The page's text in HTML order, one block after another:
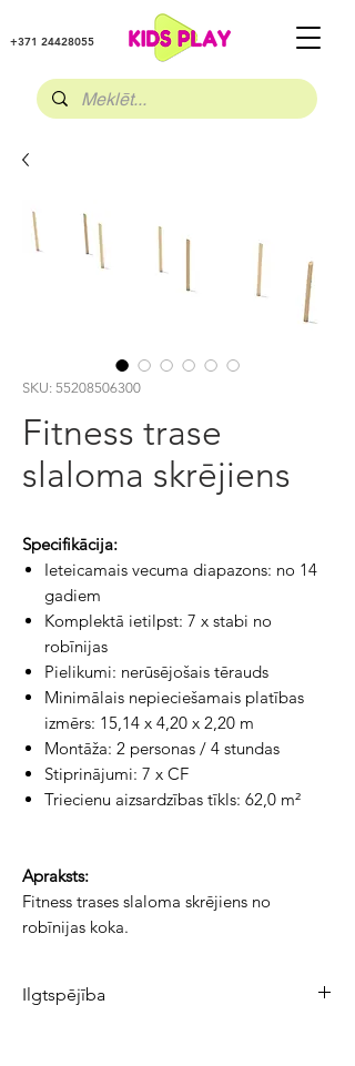
+371 24428055
SKU: 55208506300
Fitness trase
slaloma skrējiens
Specifikācija:
Ieteicamais vecuma diapazons: no 14
gadiem
Komplektā ietilpst: 7 x stabi no
robīnijas
Pielikumi: nerūsējošais tērauds
Minimālais nepieciešamais platības
izmērs: 15,14 x 4,20 x 2,20 m
Montāža: 2 personas / 4 stundas
Stiprinājumi: 7 x CF
Triecienu aizsardzības tīkls: 62,0 m²
Apraksts:
Fitness trases slaloma skrējiens no
robīnijas koka.
Ilgtspējība